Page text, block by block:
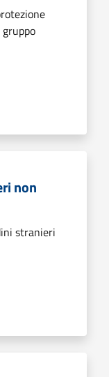
non
stranieri